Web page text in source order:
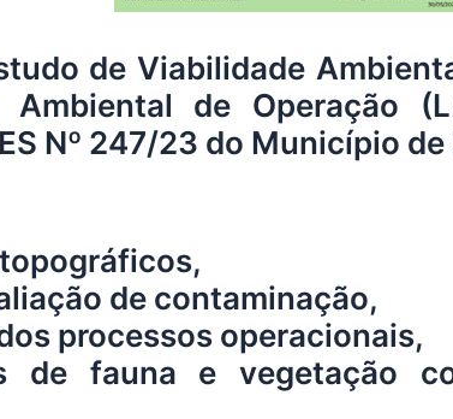
de Viabilidade
de Operação
Nº 247/23 do Município
de contaminação,
processos operacionais,
de fauna e vegetação